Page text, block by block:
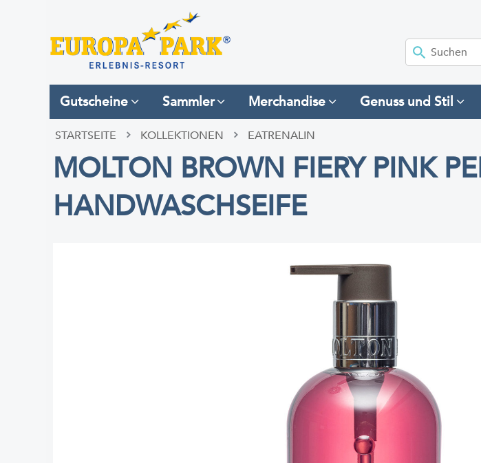
Gutscheine Sammler Merchandise Genuss und Stil
STARTSEITE KOLLEKTIONEN EATRENALIN
MOLTON BROWN FIERY PINK
HANDWASCHSEIFE